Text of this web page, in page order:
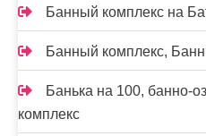
Банный комплекс на
Банный комплекс,
Банька на 100, банно-
комплекс